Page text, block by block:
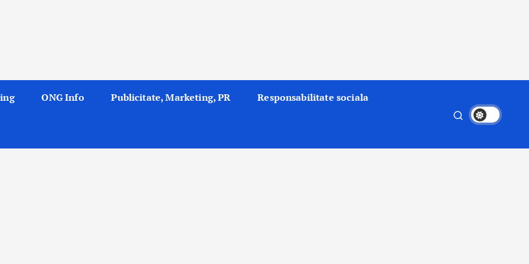
ONG Info Publicitate, Marketing, PR Responsabilitate sociala